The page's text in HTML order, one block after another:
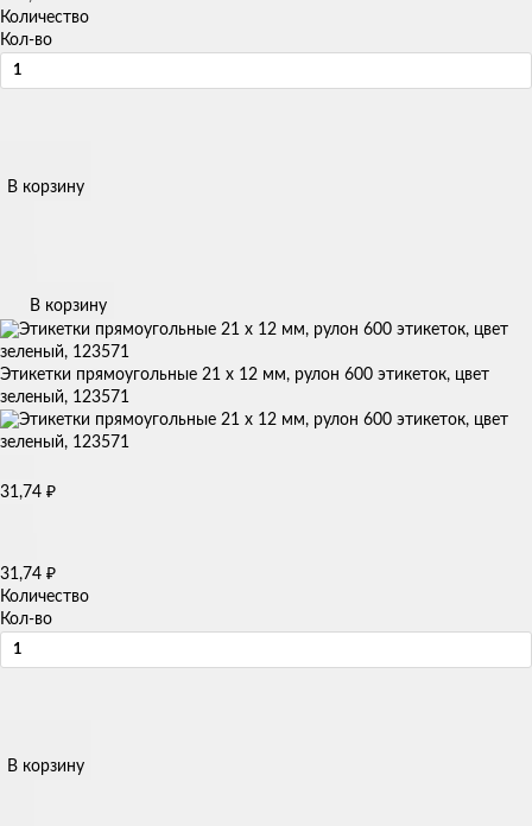
Количество
Кол-во
В корзину
В корзину
Этикетки прямоугольные 21 х 12 мм, рулон 600 этикеток, цвет
зеленый, 123571
31,74 ₽
31,74 ₽
Количество
Кол-во
В корзину